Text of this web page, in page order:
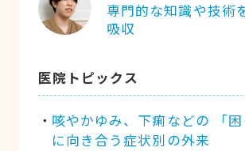
専門的な知識や技術
吸収
医院トピックス
咳やかゆみ、下痢などの 「困
に向き合う症状別の外来